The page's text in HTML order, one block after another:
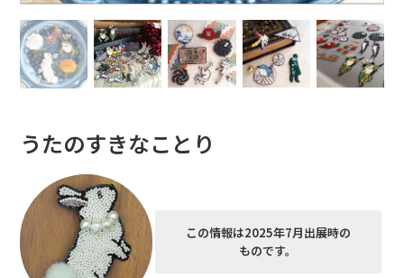
うたのすきなことり
この情報は2025年7月出展時の
ものです。